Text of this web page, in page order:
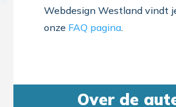
Webdesign Westland vindt
onze FAQ pagina.
Over de